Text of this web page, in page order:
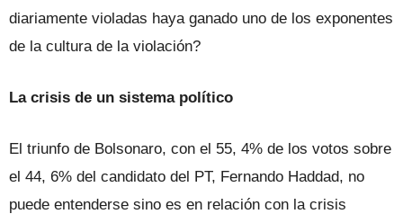
diariamente violadas haya ganado uno de los exponentes
de la cultura de la violación?
La crisis de un sistema político
El triunfo de Bolsonaro, con el 55, 4% de los votos sobre
el 44, 6% del candidato del PT, Fernando Haddad, no
puede entenderse sino es en relación con la crisis